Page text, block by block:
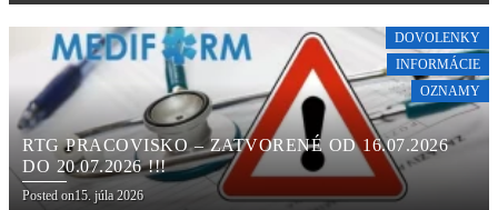
DOVOLENKY
INFORMÁCIE
OZNAMY
RTG PRACOVISKO – ZATVORENÉ OD 16.07.2026
DO 20.07.2026 !!!
Posted on15. júla 2026